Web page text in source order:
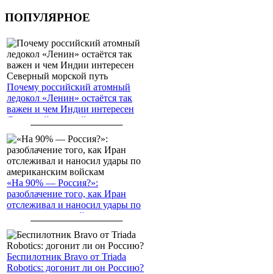
ПОПУЛЯРНОЕ
Почему российский атомный
ледокол «Ленин» остаётся так
важен и чем Индии интересен
Северный морской путь
«На 90% — Россия?»:
разоблачение того, как Иран
отслеживал и наносил удары по
американским войскам
Беспилотник Bravo от Triada
Robotics: догонит ли он Россию?